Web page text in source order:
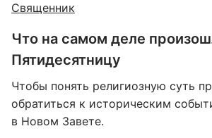
Священник
Что на самом деле
Пятидесятницу
Чтобы понять религиозную суть
обратиться к историческим
в Новом Завете.